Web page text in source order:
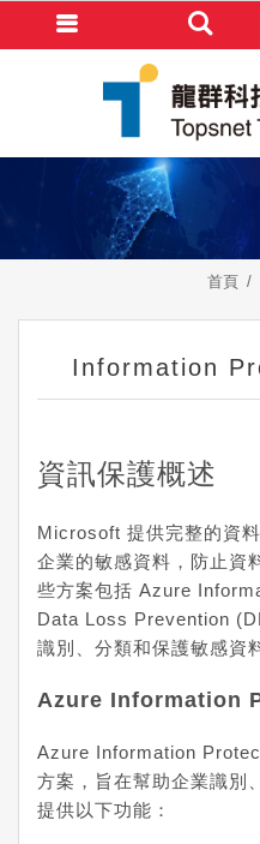
首頁
Information
資訊保護概述
Microsoft 提供完整的資
企業的敏感資料，防止資
些方案包括 Azure
Data Loss Prevention
識別、分類和保護敏感資
Azure Information
Azure Information
方案，旨在幫助企業識別
提供以下功能：